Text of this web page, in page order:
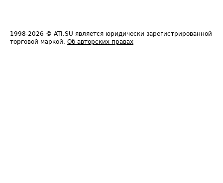
1998-2026 © ATI.SU является юридически зарегистрированной
торговой маркой. Об авторских правах